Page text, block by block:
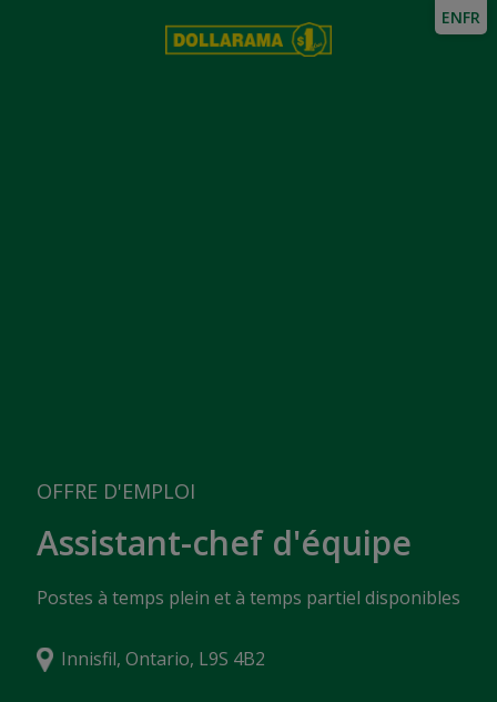
OFFRE D'EMPLOI
Assistant-chef d'équipe
Postes à temps plein et à temps partiel disponibles
Innisfil, Ontario, L9S 4B2
ENFR